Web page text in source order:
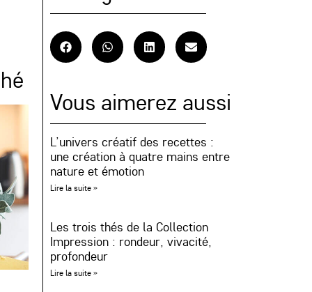
Vous aimerez aussi
L’univers créatif des recettes :
une création à quatre mains entre
nature et émotion
Lire la suite »
Les trois thés de la Collection
Impression : rondeur, vivacité,
profondeur
Lire la suite »